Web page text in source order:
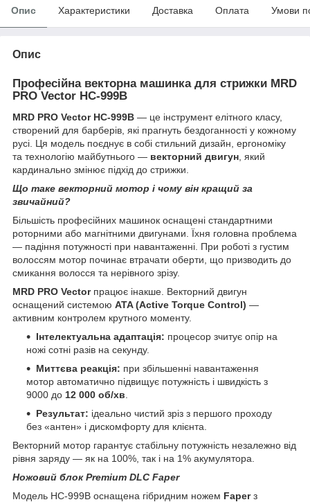
Опис Характеристики Доставка Оплата Умови
Опис
Професійна векторна машинка для стрижки MRD
PRO Vector HC-999B
MRD PRO Vector HC-999B — це інструмент елітного класу,
створений для барберів, які прагнуть бездоганності у кожному
русі. Ця модель поєднує в собі стильний дизайн, ергономіку
та технологію майбутнього — векторний двигун , який
кардинально змінює підхід до стрижки.
Що таке векторний мотор і чому він кращий за
звичайний?
Більшість професійних машинок оснащені стандартними
роторними або магнітними двигунами. Їхня головна проблема
— падіння потужності при навантаженні. При роботі з густим
волоссям мотор починає втрачати оберти, що призводить до
смикання волосся та нерівного зрізу.
MRD PRO Vectorпрацює інакше. Векторний двигун
оснащений системою ATA (Active Torque Control) —
активним контролем крутного моменту.
Інтелектуальна адаптація: процесор зчитує опір на
ножі сотні разів на секунду.
Миттєва реакція: при збільшенні навантаження
мотор автоматично підвищує потужність і швидкість з
9000 до 12 000 об/хв
Результат: ідеально чистий зріз з першого проходу
без «антен» і дискомфорту для клієнта.
Векторний мотор гарантує стабільну потужність незалежно від
рівня заряду — як на 100%, так і на 1% акумулятора.
Ножовий блок Premium DLC Faper
Модель HC-999B оснащена гібридним ножем Faperз